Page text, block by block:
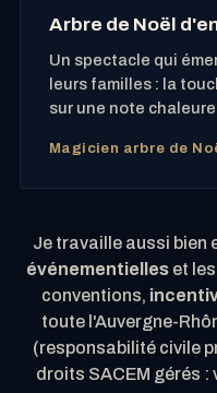
Arbre de Noël
Un spectacle qui
leurs familles : la
sur une note
Magicien arbre de
Je travaille aussi bien
événementielles et les
conventions,
toute l'Auvergne-
(responsabilité civile
droits SACEM gérés :